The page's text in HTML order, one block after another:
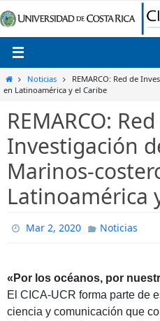
al
contenido
InicioNoticias
REMARCO: Red de
en Latinoamérica y el Caribe
REMARCO:
Investigación
Marinos-
Latinoamérica
Mar 2, 2020 Noticias
«Por los océanos, por
El CICA-UCR forma parte de
ciencia y comunicación que